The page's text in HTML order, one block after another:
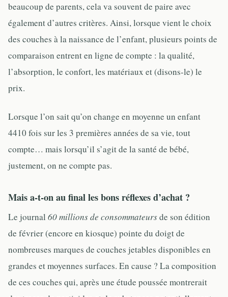
beaucoup de parents, cela va souvent de paire avec
également d’autres critères. Ainsi, lorsque vient le choix
des couches à la naissance de l’enfant, plusieurs points de
comparaison entrent en ligne de compte : la qualité,
l’absorption, le confort, les matériaux et (disons-le) le
prix.
Lorsque l’on sait qu’on change en moyenne un enfant
4410 fois sur les 3 premières années de sa vie, tout
compte… mais lorsqu’il s’agit de la santé de bébé,
justement, on ne compte pas.
Mais a-t-on au final les bons réflexes d’achat ?
Le journal 60 millions de consommateursde son édition
de février (encore en kiosque) pointe du doigt de
nombreuses marques de couches jetables disponibles en
grandes et moyennes surfaces. En cause ? La composition
de ces couches qui, après une étude poussée montrerait